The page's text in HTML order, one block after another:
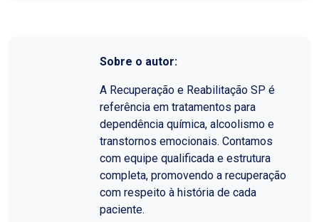
Sobre o autor:
A Recuperação e Reabilitação SP é
referência em tratamentos para
dependência química, alcoolismo e
transtornos emocionais. Contamos
com equipe qualificada e estrutura
completa, promovendo a recuperação
com respeito à história de cada
paciente.